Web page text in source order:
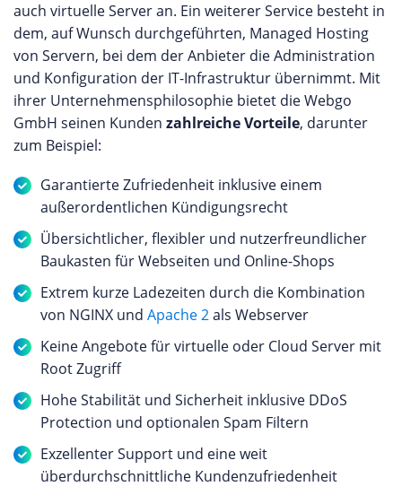
auch virtuelle Server an. Ein weiterer Service besteht in
dem, auf Wunsch durchgeführten, Managed Hosting
von Servern, bei dem der Anbieter die Administration
und Konfiguration der IT-Infrastruktur übernimmt. Mit
ihrer Unternehmensphilosophie bietet die Webgo
GmbH seinen Kunden zahlreiche Vorteile, darunter
zum Beispiel:
Garantierte Zufriedenheit inklusive einem
außerordentlichen Kündigungsrecht
Übersichtlicher, flexibler und nutzerfreundlicher
Baukasten für Webseiten und Online-Shops
Extrem kurze Ladezeiten durch die Kombination
von NGINX und Apache 2als Webserver
Keine Angebote für virtuelle oder Cloud Server mit
Root Zugriff
Hohe Stabilität und Sicherheit inklusive DDoS
Protection und optionalen Spam Filtern
Exzellenter Support und eine weit
überdurchschnittliche Kundenzufriedenheit